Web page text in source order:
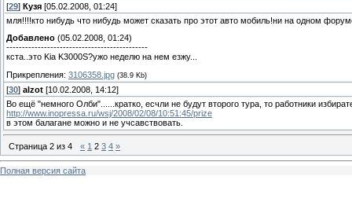
[29] Кузя [05.02.2008, 01:24]
мля!!!!кто нибудь что нибудь может сказать про этот авто мобиль!ни на одном
Добавлено (05.02.2008, 01:24)
---------------------------------------------
кста..это Kia K3000S?ужо неделю на нем езжу...
Прикрепления: 3106358.jpg (38.9 Kb)
[30] alzot [10.02.2008, 14:12]
Во ещё "немного Олби"......кратко, есчли не будут второго тура, то работники
http://www.inopressa.ru/wsj/2008/02/08/10:51:45/prize
в этом балагане можно и не учсавствовать.
Страница 2 из 4 « 1 2 3 4 »
Полная версия сайта